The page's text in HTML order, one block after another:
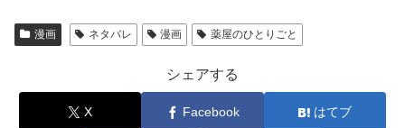
漫画 ネタバレ 漫画 薬屋のひとりごと
シェアする
X Facebook はてブ